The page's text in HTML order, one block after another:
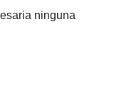
ninguna